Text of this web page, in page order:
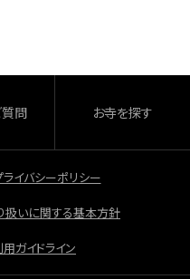
質問 お寺を探す
イバシーポリシー
いに関する基本方針
ガイドライン